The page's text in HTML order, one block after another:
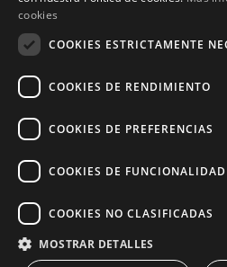
Urb. Guadalmansa Edif.
Ctra. de Cadiz KM 164 , 29680
Horario de oficina:
De lunes a viernes de 9:30am
Sábados y festivos de
Inicio
Buscador de propiedades
cookies
COOKIES ESTRICTAMENTE
COOKIES DE RENDIMIENTO
COOKIES DE PREFERENCIAS
COOKIES DE FUNCIONALIDAD
COOKIES NO CLASIFICADAS
MOSTRAR DETALLES